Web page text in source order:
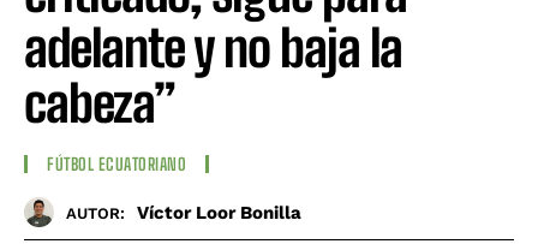
adelante y no baja la
cabeza”
FÚTBOL ECUATORIANO
AUTOR: Víctor Loor Bonilla